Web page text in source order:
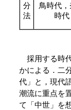
分
法
鳥時代，
時代
採用する時
かによる．二
代」と，現代
潮流に重点を
て「中世」を